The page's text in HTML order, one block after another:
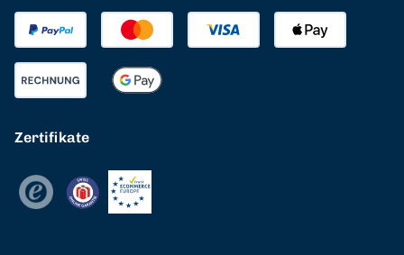
Zertifikate